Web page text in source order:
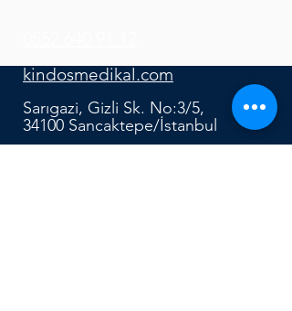
kindosmedikal.com
Sarıgazi, Gizli Sk. No:3/5,
34100 Sancaktepe/İstanbul